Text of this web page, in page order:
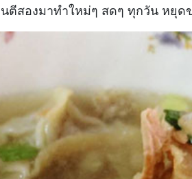
ตีสองมาทำใหม่ๆ สดๆ ทุกวัน หยุ